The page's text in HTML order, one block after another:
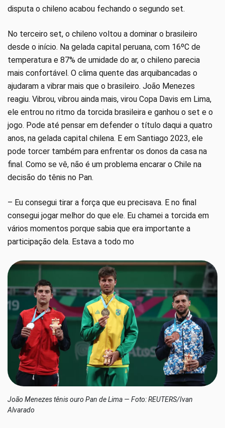
disputa o chileno acabou fechando o segundo set.
No terceiro set, o chileno voltou a dominar o brasileiro
desde o início. Na gelada capital peruana, com 16ºC de
temperatura e 87% de umidade do ar, o chileno parecia
mais confortável. O clima quente das arquibancadas o
ajudaram a vibrar mais que o brasileiro. João Menezes
reagiu. Vibrou, vibrou ainda mais, virou Copa Davis em Lima,
ele entrou no ritmo da torcida brasileira e ganhou o set e o
jogo. Pode até pensar em defender o título daqui a quatro
anos, na gelada capital chilena. E em Santiago 2023, ele
pode torcer também para enfrentar os donos da casa na
final. Como se vê, não é um problema encarar o Chile na
decisão do tênis no Pan.
– Eu consegui tirar a força que eu precisava. E no final
consegui jogar melhor do que ele. Eu chamei a torcida em
vários momentos porque sabia que era importante a
participação dela. Estava a todo mo
João Menezes tênis ouro Pan de Lima — Foto: REUTERS/Ivan
Alvarado